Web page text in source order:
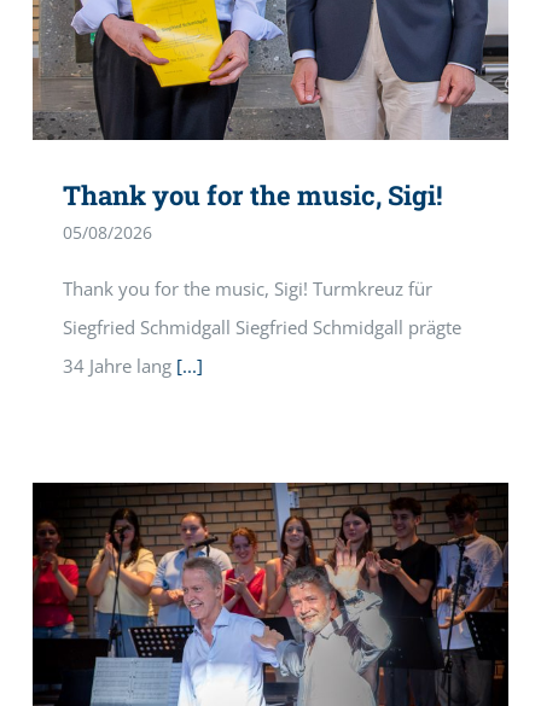
Thank you for the music, Sigi!
05/08/2026
Thank you for the music, Sigi! Turmkreuz für
Siegfried Schmidgall Siegfried Schmidgall prägte
34 Jahre lang [...]